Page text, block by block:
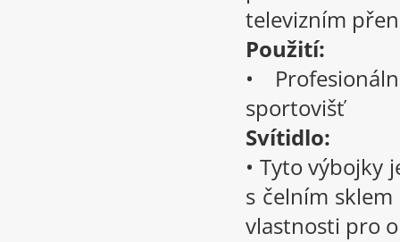
televizním
Použití:
•
sportovišť
Svítidlo:
• Tyto výbojky
s čelním
vlastnosti pro